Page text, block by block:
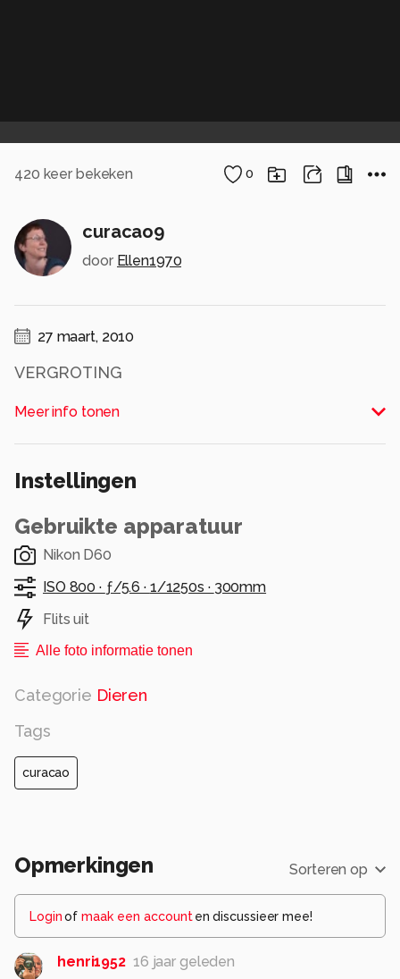
420 keer bekeken 0
curacao9
door Ellen1970
27 maart, 2010
VERGROTING
Je ziet dat hij/zij? aan het vervellen is...
(gatver)
Alle rechten voorbehouden
Meer info tonen
Instellingen
Gebruikte apparatuur
Nikon D60
ISO 800 · ƒ/5.6 · 1/1250s · 300mm
Flits uit
Alle foto informatie tonen
Categorie Dieren
Tags
curacao
Opmerkingen Sorteren op
Loginof maak een account en discussieer mee!
henri1952 16 jaar geleden